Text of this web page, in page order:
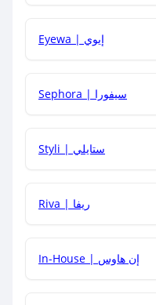
مع العروض الأخرى؟
Eyewa | إيوي
Sephora | سيفورا
Styli | ستايلي
Riva | ريفا
In-House | إن هاوس